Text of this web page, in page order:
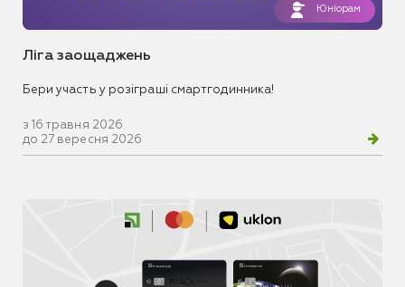
Юніорам
Ліга заощаджень
Бери участь у розіграші смартгодинника!
з 16 травня 2026
до 27 вересня 2026